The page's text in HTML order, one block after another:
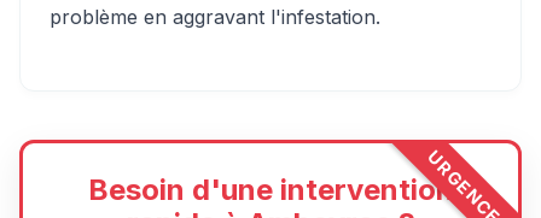
problème en aggravant l'infestation.
URGENCE
Besoin d'une intervention